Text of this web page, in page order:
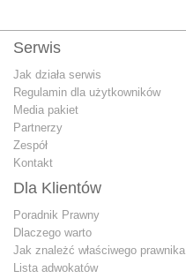
Serwis
Jak działa serwis
Regulamin dla użytkowników
Media pakiet
Partnerzy
Zespół
Kontakt
Dla Klientów
Poradnik Prawny
Dlaczego warto
Jak znależć właściwego prawnika
Lista adwokatów